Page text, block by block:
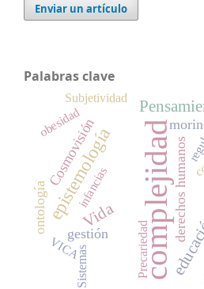
Enviar un artículo
Palabras clave
complejidad
epistemología
Vida
gestión
Cosmovisión
ontología derechos humanos
morin
infancias
VICA
obesidad
Precariedad
Subjetividad
Sistemas